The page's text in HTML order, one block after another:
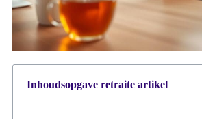
Inhoudsopgave retraite artikel